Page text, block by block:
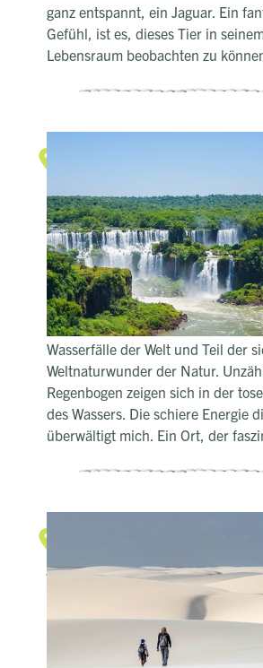
ganz entspannt, ein Jaguar. Ein
Gefühl, ist es, dieses Tier in
Lebensraum beobachten zu
Tosende Wassermassen
Brasilien und Argentinien
Es ist schwül, durch den Regen
Moose und Farne sprießen aus
Regen ist es auch, der den Iguazu
im Landesinneren genährt und ihn
gemacht hat, der er heute ist:
Wasserfälle der Welt und Teil der
Weltnaturwunder der Natur.
Regenbogen zeigen sich in der
des Wassers. Die schiere Energie
überwältigt mich. Ein Ort, der
Endlose
erinnern mich an Afrika
Ich kann kaum glauben, dass ich
Brasilien befinde, während mein
schier endlosen Dünen des